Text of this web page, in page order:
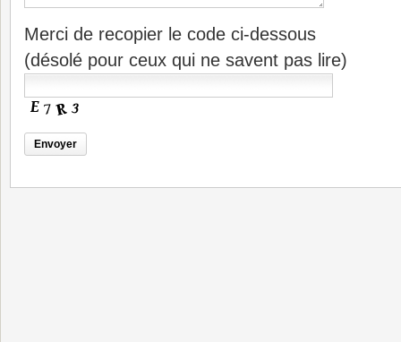
Merci de recopier le code ci-dessous
(désolé pour ceux qui ne savent pas lire)